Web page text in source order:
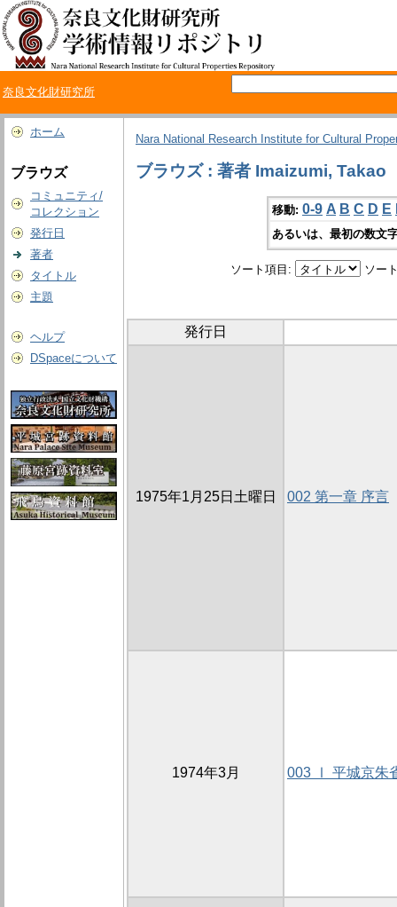
奈良文化財研究所
ホーム
ブラウズ
コミュニティ/
コレクション
発行日
著者
タイトル
主題
ヘルプ
DSpaceについて
Nara National Research Institute for Cultural
ブラウズ : 著者 Imaizumi, Takao
移動: 0-9 A B C D E
あるいは、最初の数文
ソート項目: ソー
発行日
1975年1月25日土曜日 002 第一章 序言
1974年3月 003 Ⅰ 平城京朱